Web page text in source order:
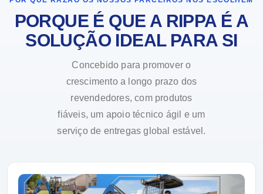
PORQUE É QUE A RIPPA É A
SOLUÇÃO IDEAL PARA SI
Concebido para promover o
crescimento a longo prazo dos
revendedores, com produtos
fiáveis, um apoio técnico ágil e um
serviço de entregas global estável.